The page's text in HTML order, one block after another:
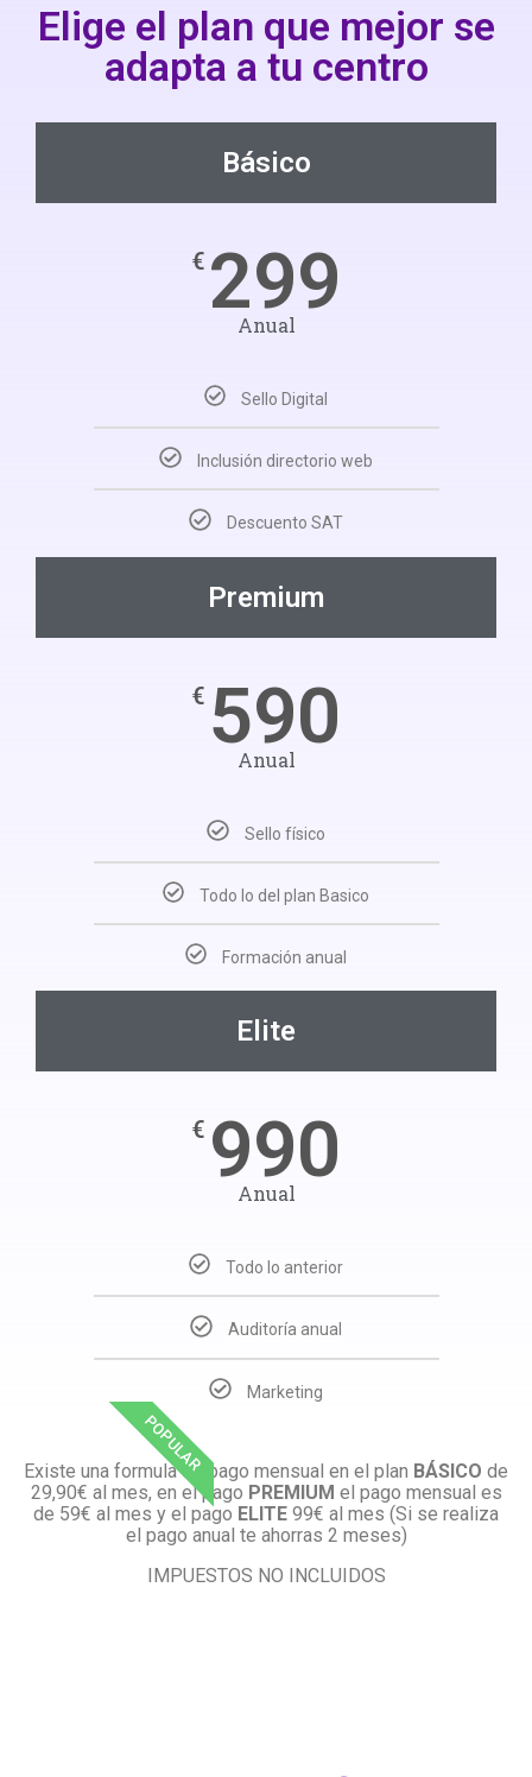
Elige el plan que mejor se
adapta a tu centro​
Básico
€ 299
Anual
Sello Digital
Inclusión directorio web
Descuento SAT
Premium
€ 590
Anual
Sello físico
Todo lo del plan Basico
Formación anual
Elite
€ 990
Anual
Todo lo anterior
Auditoría anual
Marketing
POPULAR
Existe una formula de pago mensual en el plan BÁSICO de
29,90€ al mes, en el pago PREMIUM el pago mensual es
de 59€ al mes y el pago ELITE 99€ al mes (Si se realiza
el pago anual te ahorras 2 meses)
IMPUESTOS NO INCLUIDOS